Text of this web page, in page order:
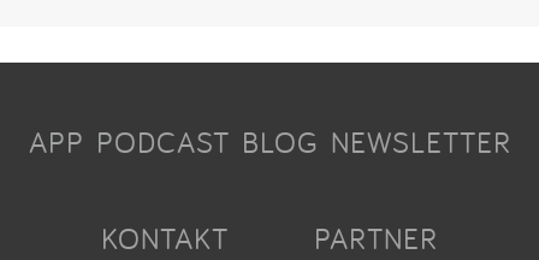
APP PODCAST BLOG NEWSLETTER
KONTAKT PARTNER